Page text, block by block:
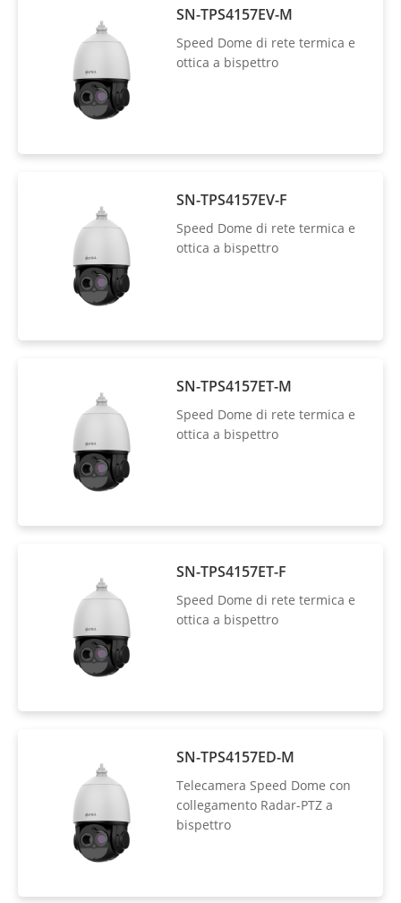
SN-TPS4157EV-M
Speed Dome di rete termica e
ottica a bispettro
SN-TPS4157EV-F
Speed Dome di rete termica e
ottica a bispettro
SN-TPS4157ET-M
Speed Dome di rete termica e
ottica a bispettro
SN-TPS4157ET-F
Speed Dome di rete termica e
ottica a bispettro
SN-TPS4157ED-M
Telecamera Speed Dome con
collegamento Radar-PTZ a
bispettro